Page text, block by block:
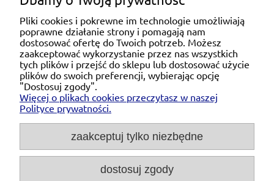
Pomoc
Moje konto
Płatności i dostawa
O nas
Michał Niedźwiecki Dobra Armatura, ul. Krakowska
Pliki cookies i pokrewne im technologie umożliwiają
poprawne działanie strony i pomagają nam
dostosować ofertę do Twoich potrzeb. Możesz
zaakceptować wykorzystanie przez nas wszystkich
tych plików i przejść do sklepu lub dostosować użycie
plików do swoich preferencji, wybierając opcję
"Dostosuj zgody".
Więcej o plikach cookies przeczytasz w naszej
Polityce prywatności.
zaakceptuj tylko niezbędne
dostosuj zgody